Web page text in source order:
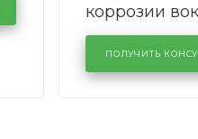
коррозии
лобового
районе
Volkswagen
ПОЛУЧИТЬ